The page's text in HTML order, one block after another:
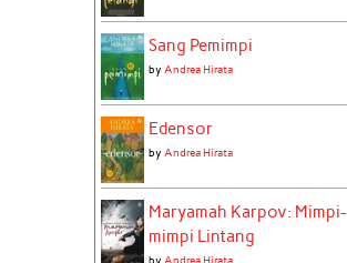
Sang Pemimpi
by Andrea Hirata
Edensor
by Andrea Hirata
Maryamah Karpov: Mimpi-
mimpi Lintang
by Andrea Hirata